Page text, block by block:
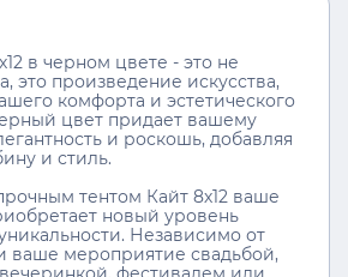
в черном цвете - это не
это произведение искусства,
комфорта и эстетического
цвет придает вашему
и роскошь, добавляя
и стиль.
тентом Кайт 8х12 ваше
новый уровень
Независимо от
ваше мероприятие свадьбой,